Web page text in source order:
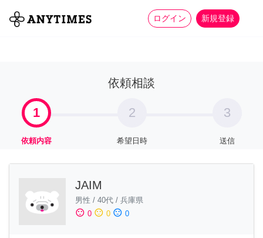
ログイン 新規登録
全て 家事 more_horiz
依頼相談
1
依頼内容
2
希望日時
3
送信
JAIM
男性 / 40代 / 兵庫県
sentiment_satisfied 0 sentiment_neutral 0 sentiment_dissatisfied 0